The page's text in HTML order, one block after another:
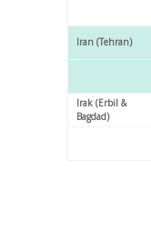
Iran (Tehran)
Irak (Erbil &
Bagdad)